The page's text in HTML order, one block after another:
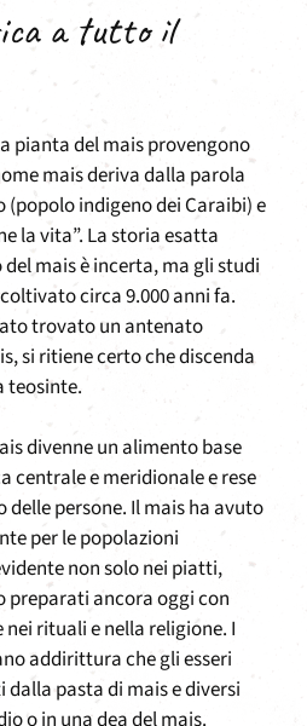
a tutto il
pianta del mais provengono
mais deriva dalla parola
(popolo indigeno dei Caraibi) e
la vita”. La storia esatta
mais è incerta, ma gli studi
circa 9.000 anni fa.
trovato un antenato
si ritiene certo che discenda
teosinte.
divenne un alimento base
centrale e meridionale e rese
delle persone. Il mais ha avuto
per le popolazioni
non solo nei piatti,
preparati ancora oggi con
rituali e nella religione. I
addirittura che gli esseri
pasta di mais e diversi
o in una dea del mais.